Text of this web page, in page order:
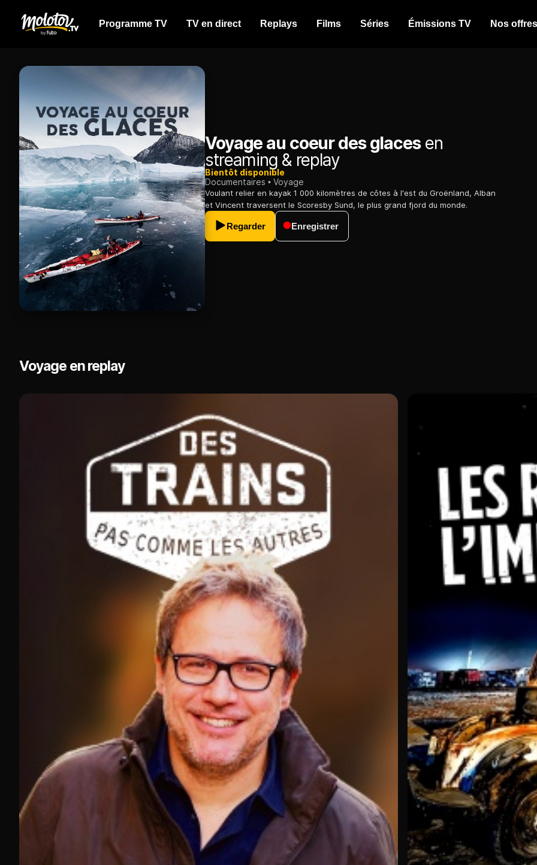
Programme TV TV en direct Replays Films Séries Émissions TV Nos offres
Voyage au coeur des glacesen
streaming & replay
Bientôt disponible
Documentaires
Voyage
Voulant relier en kayak 1 000 kilomètres de côtes à l'est du Groënland, Alban
et Vincent traversent le Scoresby Sund, le plus grand fjord du monde.
Regarder Enregistrer
Voyage en replay